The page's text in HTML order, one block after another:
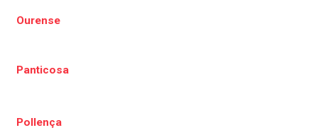
Ourense
Panticosa
Pollença